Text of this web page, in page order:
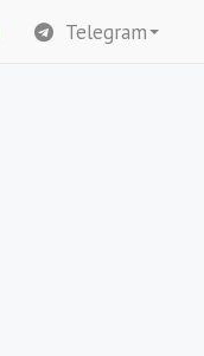
Telegram